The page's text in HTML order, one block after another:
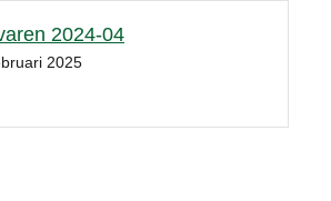
2024-04
2025